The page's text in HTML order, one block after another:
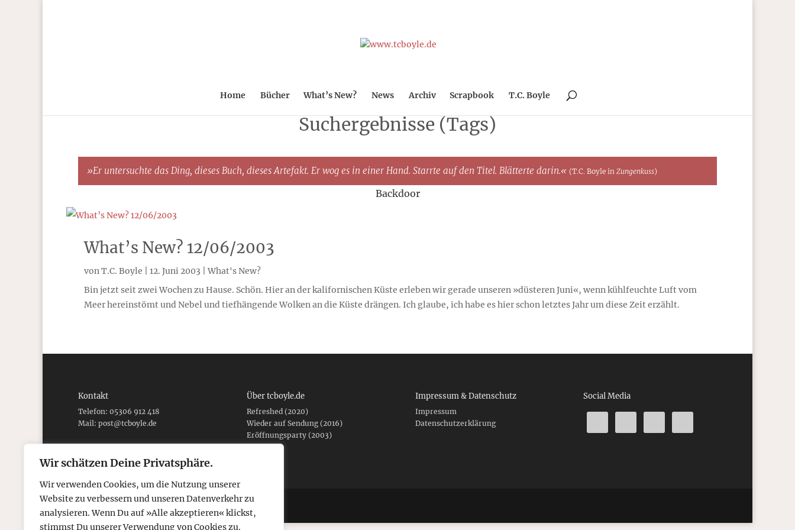
Wir schätzen Deine Privatsphäre.
Wir verwenden Cookies, um die Nutzung unserer
Website zu verbessern und unseren Datenverkehr zu
analysieren. Wenn Du auf »Alle akzeptieren« klickst,
stimmst Du unserer Verwendung von Cookies zu.
Home Bücher What’s New? News Archiv Scrapbook T.C. Boyle
Suchergebnisse (Tags)
»Er untersuchte das Ding, dieses Buch, dieses Artefakt. Er wog es in einer Hand. Starrte auf den Titel. Blätterte darin.« (T.C. Boyle in Zungenkuss)
Backdoor
What’s New? 12/06/2003
vonT.C. Boyle 12. Juni 2003 |What's New?
Bin jetzt seit zwei Wochen zu Hause. Schön. Hier an der kalifornischen Küste erleben wir gerade unseren »düsteren Juni«, wenn kühlfeuchte Luft vom
Meer hereinstömt und Nebel und tiefhängende Wolken an die Küste drängen. Ich glaube, ich habe es hier schon letztes Jahr um diese Zeit erzählt.
Kontakt
Telefon: 05306 912 418
Mail: post@tcboyle.de
Über tcboyle.de
Refreshed (2020)
Wieder auf Sendung (2016)
Eröffnungsparty (2003)
Impressum & Datenschutz
Impressum
Datenschutzerklärung
Social Media